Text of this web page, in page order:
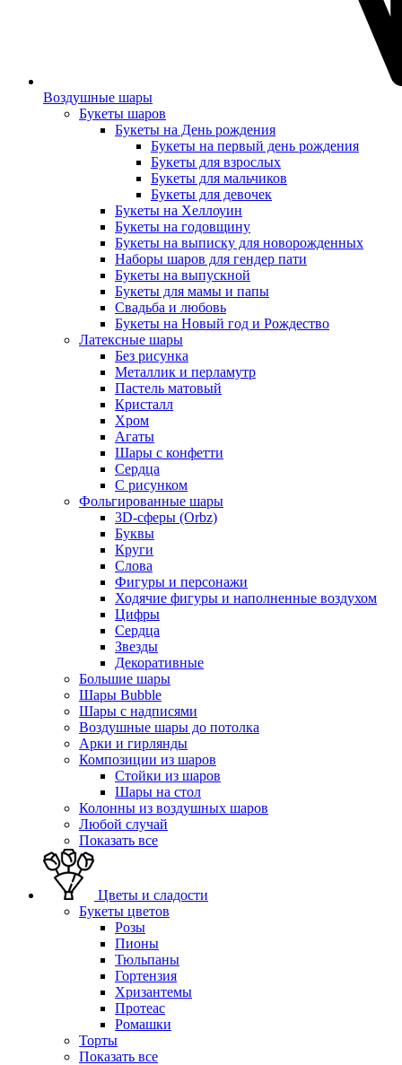
Воздушные шары
Букеты шаров
Букеты на День рождения
Букеты на первый день рождения
Букеты для взрослых
Букеты для мальчиков
Букеты для девочек
Букеты на Хеллоуин
Букеты на годовщину
Букеты на выписку для новорожденных
Наборы шаров для гендер пати
Букеты на выпускной
Букеты для мамы и папы
Свадьба и любовь
Букеты на Новый год и Рождество
Латексные шары
Без рисунка
Металлик и перламутр
Пастель матовый
Кристалл
Хром
Агаты
Шары с конфетти
Сердца
С рисунком
Фольгированные шары
3D-сферы (Orbz)
Буквы
Круги
Слова
Фигуры и персонажи
Ходячие фигуры и наполненные воздухом
Цифры
Сердца
Звезды
Декоративные
Большие шары
Шары Bubble
Шары с надписями
Воздушные шары до потолка
Арки и гирлянды
Композиции из шаров
Стойки из шаров
Шары на стол
Колонны из воздушных шаров
Любой случай
Показать все
Цветы и сладости
Букеты цветов
Розы
Пионы
Тюльпаны
Гортензия
Хризантемы
Протеас
Ромашки
Торты
Показать все